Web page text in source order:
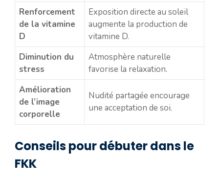
Renforcement
de la vitamine
D
Exposition directe au soleil
augmente la production de
vitamine D.
Diminution du
stress
Atmosphère naturelle
favorise la relaxation.
Amélioration
de l’image
corporelle
Nudité partagée encourage
une acceptation de soi.
Conseils pour débuter dans le
FKK